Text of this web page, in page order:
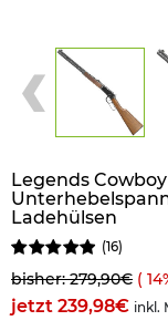
Legends
Ladehülsen
(16)
bisher: 279,90€ ( 14
jetzt 239,98€ inkl.